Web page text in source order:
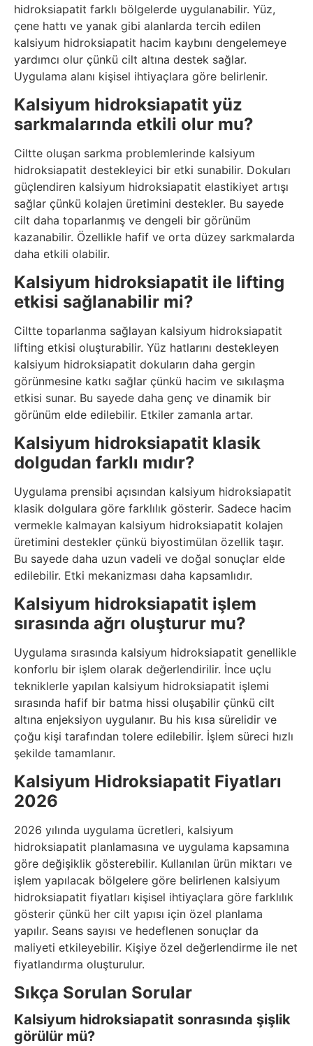
hidroksiapatit farklı bölgelerde uygulanabilir. Yüz,
çene hattı ve yanak gibi alanlarda tercih edilen
kalsiyum hidroksiapatit hacim kaybını dengelemeye
yardımcı olur çünkü cilt altına destek sağlar.
Uygulama alanı kişisel ihtiyaçlara göre belirlenir.
Kalsiyum hidroksiapatit yüz
sarkmalarında etkili olur mu?
Ciltte oluşan sarkma problemlerinde kalsiyum
hidroksiapatit destekleyici bir etki sunabilir. Dokuları
güçlendiren kalsiyum hidroksiapatit elastikiyet artışı
sağlar çünkü kolajen üretimini destekler. Bu sayede
cilt daha toparlanmış ve dengeli bir görünüm
kazanabilir. Özellikle hafif ve orta düzey sarkmalarda
daha etkili olabilir.
Kalsiyum hidroksiapatit ile lifting
etkisi sağlanabilir mi?
Ciltte toparlanma sağlayan kalsiyum hidroksiapatit
lifting etkisi oluşturabilir. Yüz hatlarını destekleyen
kalsiyum hidroksiapatit dokuların daha gergin
görünmesine katkı sağlar çünkü hacim ve sıkılaşma
etkisi sunar. Bu sayede daha genç ve dinamik bir
görünüm elde edilebilir. Etkiler zamanla artar.
Kalsiyum hidroksiapatit klasik
dolgudan farklı mıdır?
Uygulama prensibi açısından kalsiyum hidroksiapatit
klasik dolgulara göre farklılık gösterir. Sadece hacim
vermekle kalmayan kalsiyum hidroksiapatit kolajen
üretimini destekler çünkü biyostimülan özellik taşır.
Bu sayede daha uzun vadeli ve doğal sonuçlar elde
edilebilir. Etki mekanizması daha kapsamlıdır.
Kalsiyum hidroksiapatit işlem
sırasında ağrı oluşturur mu?
Uygulama sırasında kalsiyum hidroksiapatit genellikle
konforlu bir işlem olarak değerlendirilir. İnce uçlu
tekniklerle yapılan kalsiyum hidroksiapatit işlemi
sırasında hafif bir batma hissi oluşabilir çünkü cilt
altına enjeksiyon uygulanır. Bu his kısa sürelidir ve
çoğu kişi tarafından tolere edilebilir. İşlem süreci hızlı
şekilde tamamlanır.
Kalsiyum Hidroksiapatit Fiyatları
2026
2026 yılında uygulama ücretleri, kalsiyum
hidroksiapatit planlamasına ve uygulama kapsamına
göre değişiklik gösterebilir. Kullanılan ürün miktarı ve
işlem yapılacak bölgelere göre belirlenen kalsiyum
hidroksiapatit fiyatları kişisel ihtiyaçlara göre farklılık
gösterir çünkü her cilt yapısı için özel planlama
yapılır. Seans sayısı ve hedeflenen sonuçlar da
maliyeti etkileyebilir. Kişiye özel değerlendirme ile net
fiyatlandırma oluşturulur.
Sıkça Sorulan Sorular
Kalsiyum hidroksiapatit sonrasında şişlik
görülür mü?